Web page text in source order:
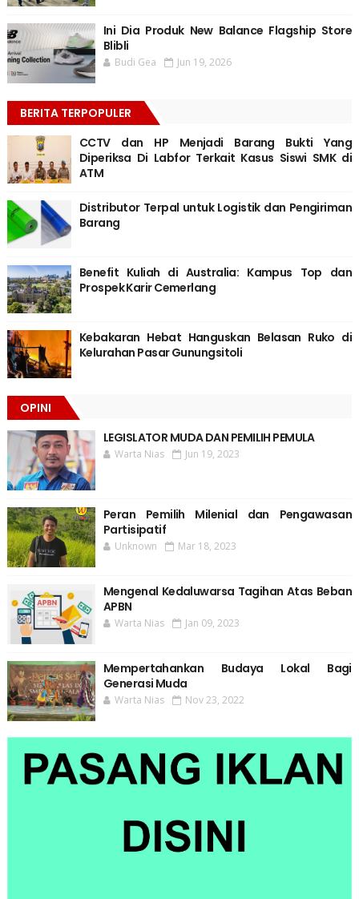
Ini Dia Produk New Balance Flagship Store
Blibli
Budi Gea Jun 19, 2026
BERITA TERPOPULER
CCTV dan HP Menjadi Barang Bukti Yang
Diperiksa Di Labfor Terkait Kasus Siswi SMK di
ATM
Distributor Terpal untuk Logistik dan Pengiriman
Barang
Benefit Kuliah di Australia: Kampus Top dan
Prospek Karir Cemerlang
Kebakaran Hebat Hanguskan Belasan Ruko di
Kelurahan Pasar Gunungsitoli
OPINI
LEGISLATOR MUDA DAN PEMILIH PEMULA
Warta Nias Jun 19, 2023
Peran Pemilih Milenial dan Pengawasan
Partisipatif
Unknown Mar 18, 2023
Mengenal Kedaluwarsa Tagihan Atas Beban
APBN
Warta Nias Jan 09, 2023
Mempertahankan Budaya Lokal Bagi
Generasi Muda
Warta Nias Nov 23, 2022